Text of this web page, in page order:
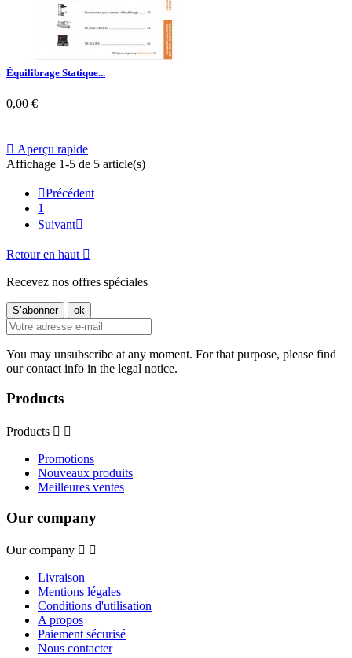
Équilibrage Statique...
0,00 €
 Aperçu rapide
Affichage 1-5 de 5 article(s)
Précédent
1
Suivant
Retour en haut 
Recevez nos offres spéciales
You may unsubscribe at any moment. For that purpose, please find
our contact info in the legal notice.
Products
Products  
Promotions
Nouveaux produits
Meilleures ventes
Our company
Our company  
Livraison
Mentions légales
Conditions d'utilisation
A propos
Paiement sécurisé
Nous contacter